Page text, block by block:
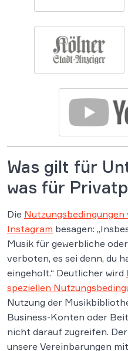
Was gilt für
was für
Die Nutzungsbedingungen
Instagram besagen:
Musik für gewerbliche
verboten, es sei denn, du
eingeholt.“ Deutlicher wird
speziellen
Nutzung der
Business-Konten oder
nicht darauf zugreifen.
unsere Vereinbarungen